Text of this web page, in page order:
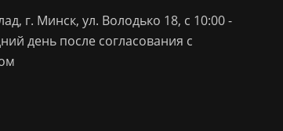
г. Минск, ул. Володько 18, с 10:00 -
день после согласования с